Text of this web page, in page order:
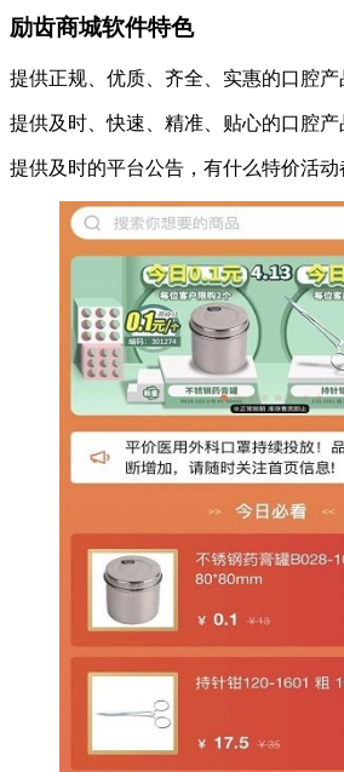
励齿商城软件特色
提供正规、优质、齐全、实惠的口腔产
提供及时、快速、精准、贴心的口腔
提供及时的平台公告，有什么特价活